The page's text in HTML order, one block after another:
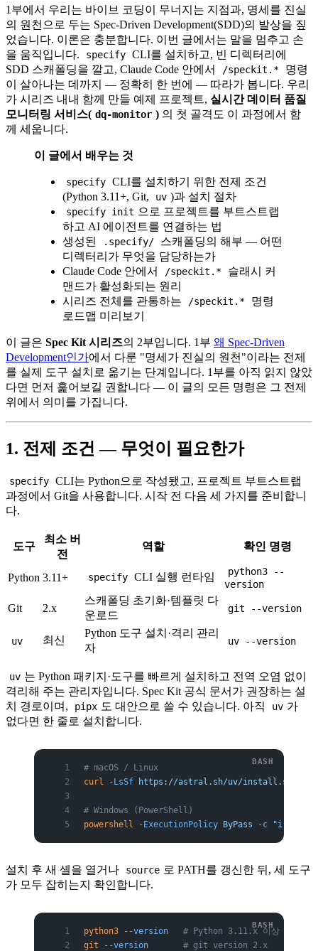
1부에서 우리는 바이브 코딩이 무너지는 지점과, 명세를 진실
의 원천으로 두는 Spec-Driven Development(SDD)의 발상을 짚
었습니다. 이론은 충분합니다. 이번 글에서는 말을 멈추고 손
을 움직입니다.
specify CLI를 설치하고, 빈 디렉터리에
SDD 스캐폴딩을 깔고, Claude Code 안에서
/speckit.*
명령
이 살아나는 데까지 — 정확히 한 번에 — 따라가 봅니다. 우리
가 시리즈 내내 함께 만들 예제 프로젝트, 실시간 데이터 품질
모니터링 서비스( dq-monitor ) 의 첫 골격도 이 과정에서 함
께 세웁니다.
이 글에서 배우는 것
specify CLI를 설치하기 위한 전제 조건
(Python 3.11+, Git,
uv )과 설치 절차
specify init 으로 프로젝트를 부트스트랩
하고 AI 에이전트를 연결하는 법
생성된
.specify/
스캐폴딩의 해부 — 어떤
디렉터리가 무엇을 담당하는가
Claude Code 안에서
/speckit.*
슬래시 커
맨드가 활성화되는 원리
시리즈 전체를 관통하는
/speckit.*
명령
로드맵 미리보기
이 글은 Spec Kit 시리즈의 2부입니다. 1부 왜 Spec-Driven
Development인가에서 다룬 "명세가 진실의 원천"이라는 전제
를 실제 도구 설치로 옮기는 단계입니다. 1부를 아직 읽지 않았
다면 먼저 훑어보길 권합니다 — 이 글의 모든 명령은 그 전제
위에서 의미를 가집니다.
1. 전제 조건 — 무엇이 필요한가
specify CLI는 Python으로 작성됐고, 프로젝트 부트스트랩
과정에서 Git을 사용합니다. 시작 전 다음 세 가지를 준비합니
다.
도구
최소 버
전
역할 확인 명령
Python 3.11+ specify CLI 실행 런타임
python3 --
version
Git 2.x
스캐폴딩 초기화·템플릿 다
운로드
git --version
uv 최신
Python 도구 설치·격리 관리
자
uv --version
uv 는 Python 패키지·도구를 빠르게 설치하고 전역 오염 없이
격리해 주는 관리자입니다. Spec Kit 공식 문서가 권장하는 설
치 경로이며,
pipx 도 대안으로 쓸 수 있습니다. 아직 uv 가
없다면 한 줄로 설치합니다.
# macOS / Linux
curl
-LsSf https://astral.sh/uv/install.sh
# Windows (PowerShell)
powershell
-ExecutionPolicy ByPass -c "irm
설치 후 새 셸을 열거나 source 로 PATH를 갱신한 뒤, 세 도구
가 모두 잡히는지 확인합니다.
python3 --version
   # Python 3.11.x 이상
git --version
       # git version 2.x